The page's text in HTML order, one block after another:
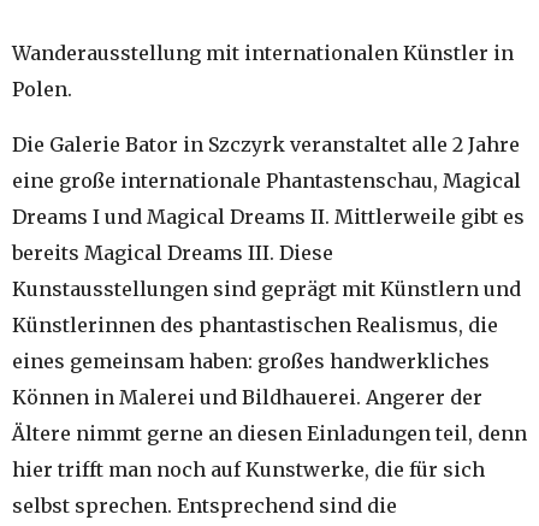
Wanderausstellung mit internationalen Künstler in
Polen.
Die Galerie Bator in Szczyrk veranstaltet alle 2 Jahre
eine große internationale Phantastenschau, Magical
Dreams I und Magical Dreams II. Mittlerweile gibt es
bereits Magical Dreams III. Diese
Kunstausstellungen sind geprägt mit Künstlern und
Künstlerinnen des phantastischen Realismus, die
eines gemeinsam haben: großes handwerkliches
Können in Malerei und Bildhauerei. Angerer der
Ältere nimmt gerne an diesen Einladungen teil, denn
hier trifft man noch auf Kunstwerke, die für sich
selbst sprechen. Entsprechend sind die